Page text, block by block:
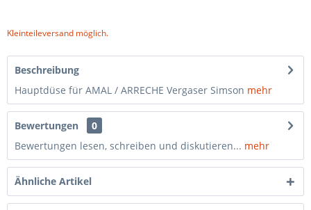
Kleinteileversand möglich.
Beschreibung
Hauptdüse für AMAL / ARRECHE Vergaser Simson mehr
Bewertungen
0
Bewertungen lesen, schreiben und diskutieren... mehr
Ähnliche Artikel